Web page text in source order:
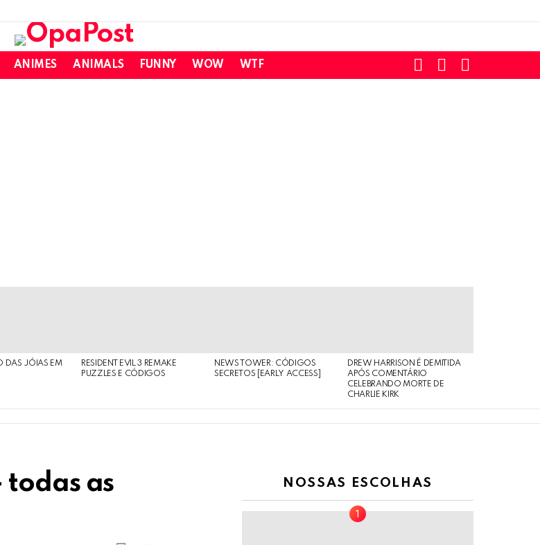
ANIMES ANIMALS FUNNY WOW WTF
SWITCH
SKIN
SEARCH
DAS JÓIAS EM
RESIDENT EVIL 3 REMAKE
PUZZLES E CÓDIGOS
NEWS TOWER: CÓDIGOS
SECRETOS [EARLY ACCESS]
DREW HARRISON É DEMITIDA
APÓS COMENTÁRIO
CELEBRANDO MORTE DE
CHARLIE KIRK
todas as
NOSSAS ESCOLHAS